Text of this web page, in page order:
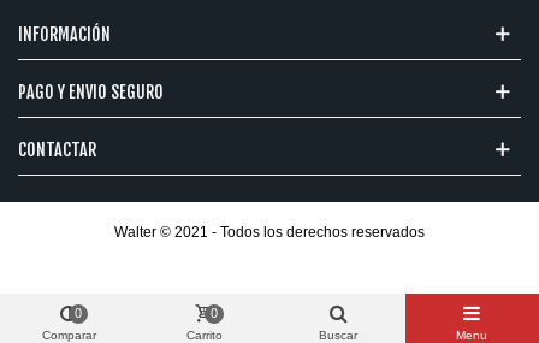
INFORMACIÓN
PAGO Y ENVIO SEGURO
CONTACTAR
Walter © 2021 - Todos los derechos reservados
Comparar
0
Carrito
0
Buscar Menu